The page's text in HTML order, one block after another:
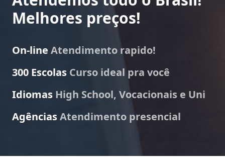
Melhores preços!
On-line Atendimento rapido!
300 Escolas Curso ideal pra você
Idiomas High School, Vocacionais e Uni
AgênciasAtendimento presencial